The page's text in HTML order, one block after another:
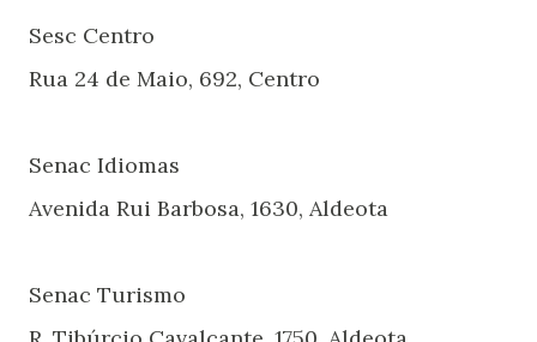
Sesc Centro
Rua 24 de Maio, 692, Centro
Senac Idiomas
Avenida Rui Barbosa, 1630, Aldeota
Senac Turismo